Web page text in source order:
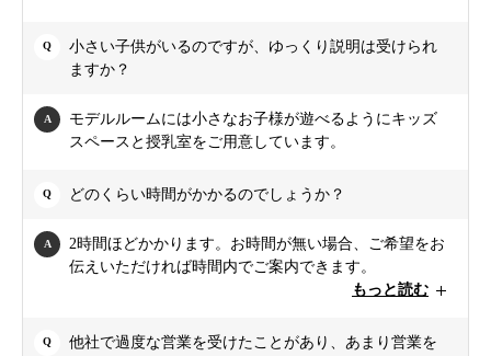
小さい子供がいるのですが、ゆっくり説明は受けられ
ますか？
モデルルームには小さなお子様が遊べるようにキッズ
スペースと授乳室をご用意しています。
どのくらい時間がかかるのでしょうか？
2時間ほどかかります。お時間が無い場合、ご希望をお
伝えいただければ時間内でご案内できます。
もっと読む
他社で過度な営業を受けたことがあり、あまり営業を